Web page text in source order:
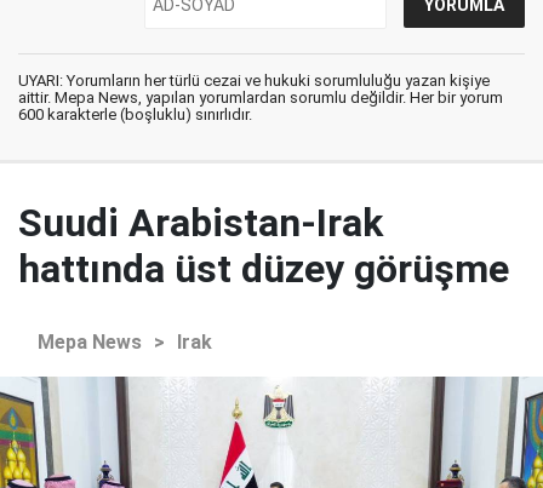
UYARI: Yorumların her türlü cezai ve hukuki sorumluluğu yazan kişiye
aittir. Mepa News, yapılan yorumlardan sorumlu değildir. Her bir yorum
600 karakterle (boşluklu) sınırlıdır.
Suudi Arabistan-Irak
hattında üst düzey görüşme
Mepa News > Irak